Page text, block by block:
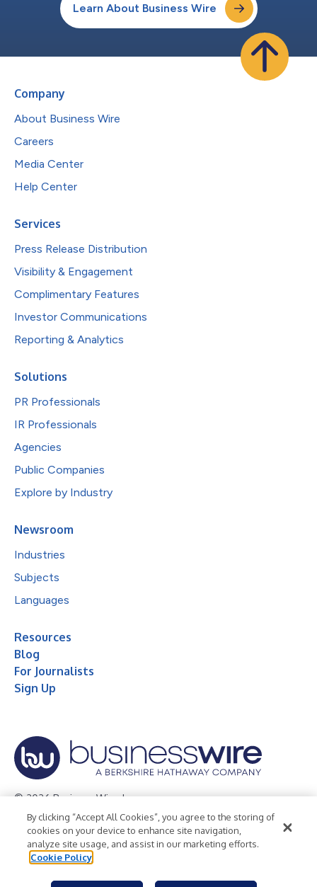
Learn About Business Wire
Company
About Business Wire
Careers
Media Center
Help Center
Services
Press Release Distribution
Visibility & Engagement
Complimentary Features
Investor Communications
Reporting & Analytics
Solutions
PR Professionals
IR Professionals
Agencies
Public Companies
Explore by Industry
Newsroom
Industries
Subjects
Languages
Resources
Blog
For Journalists
Sign Up
© 2026 Business Wire, Inc.
Privacy Policy Cookie Policy
Accessibility Statement
Terms of Use
Legal
By clicking “Accept All Cookies”, you agree to the storing of
cookies on your device to enhance site navigation,
analyze site usage, and assist in our marketing efforts.
Cookie Policy